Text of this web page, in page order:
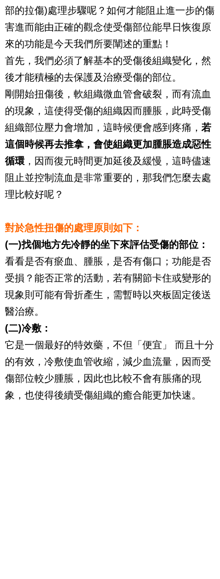
部的拉傷)處理步驟呢？如何才能阻止進一步的傷
害進而能由正確的觀念使受傷部位能早日恢復原
來的功能是今天我們所要闡述的重點！
首先，我們必須了解基本的受傷後組織變化，然
後才能積極的去保護及治療受傷的部位。
剛開始扭傷後，軟組織微血管會破裂，而有流血
的現象，這使得受傷的組織因而腫脹，此時受傷
組織部位壓力會增加，這時候便會感到疼痛， 若
這個時候再去推拿，會使組織更加腫脹造成惡性
循環 ，因而復元時間更加延後及緩慢，這時儘速
阻止並控制流血是非常重要的，那我們怎麼去處
理比較好呢？
對於急性扭傷的處理原則如下：
(一)找個地方先冷靜的坐下來評估受傷的部位：
看看是否有瘀血、腫脹，是否有傷口；功能是否
受損？能否正常的活動，若有關節卡住或變形的
現象則可能有骨折產生，需暫時以夾板固定後送
醫治療。
(二)冷敷：
它是一個最好的特效藥，不但「便宜」 而且十分
的有效，冷敷使血管收縮，減少血流量，因而受
傷部位較少腫脹，因此也比較不會有脹痛的現
象，也使得後續受傷組織的癒合能更加快速。